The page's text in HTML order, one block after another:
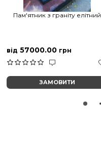
Пам'ятник з граніту елітний
від 57000.00 грн
ЗАМОВИТИ